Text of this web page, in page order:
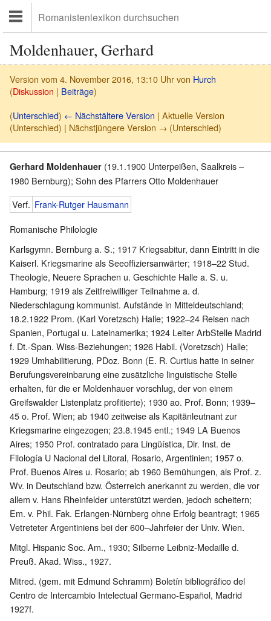
Moldenhauer, Gerhard
Version vom 4. November 2016, 13:10 Uhr von Hurch
(Diskussion | Beiträge)
(Unterschied) ← Nächstältere Version | Aktuelle Version
(Unterschied) | Nächstjüngere Version → (Unterschied)
Gerhard Moldenhauer (19.1.1900 Unterpeißen, Saalkreis –
1980 Bernburg); Sohn des Pfarrers Otto Moldenhauer
Verf. Frank-Rutger Hausmann
Romanische Philologie
Karlsgymn. Bernburg a. S.; 1917 Kriegsabitur, dann Eintritt in die
Kaiserl. Kriegsmarine als Seeoffiziersanwärter; 1918–22 Stud.
Theologie, Neuere Sprachen u. Geschichte Halle a. S. u.
Hamburg; 1919 als Zeitfreiwilliger Teilnahme a. d.
Niederschlagung kommunist. Aufstände in Mitteldeutschland;
18.2.1922 Prom. (Karl Voretzsch) Halle; 1922–24 Reisen nach
Spanien, Portugal u. Lateinamerika; 1924 Leiter ArbStelle Madrid
f. Dt.-Span. Wiss-Beziehungen; 1926 Habil. (Voretzsch) Halle;
1929 Umhabilitierung, PDoz. Bonn (E. R. Curtius hatte in seiner
Berufungsvereinbarung eine zusätzliche linguistische Stelle
erhalten, für die er Moldenhauer vorschlug, der von einem
Greifswalder Listenplatz profitierte); 1930 ao. Prof. Bonn; 1939–
45 o. Prof. Wien; ab 1940 zeitweise als Kapitänleutnant zur
Kriegsmarine eingezogen; 23.8.1945 entl.; 1949 LA Buenos
Aires; 1950 Prof. contratado para Lingüística, Dir. Inst. de
Filología U Nacional del Litoral, Rosario, Argentinien; 1957 o.
Prof. Buenos Aires u. Rosario; ab 1960 Bemühungen, als Prof. z.
Wv. in Deutschland bzw. Österreich anerkannt zu werden, die vor
allem v. Hans Rheinfelder unterstützt werden, jedoch scheitern;
Em. v. Phil. Fak. Erlangen-Nürnberg ohne Erfolg beantragt; 1965
Vetreteter Argentiniens bei der 600–Jahrfeier der Univ. Wien.
Mitgl. Hispanic Soc. Am., 1930; Silberne Leibniz-Medaille d.
Preuß. Akad. Wiss., 1927.
Mitred. (gem. mit Edmund Schramm) Boletín bibliográfico del
Centro de Intercambio Intelectual Germano-Español, Madrid
1927f.